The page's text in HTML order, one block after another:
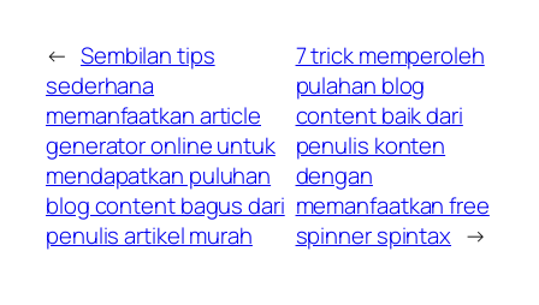
← Sembilan tips
sederhana
memanfaatkan article
generator online untuk
mendapatkan puluhan
blog content bagus dari
penulis artikel murah
7 trick memperoleh
pulahan blog
content baik dari
penulis konten
dengan
memanfaatkan free
spinner spintax →